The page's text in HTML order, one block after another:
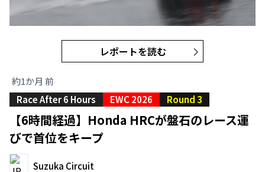
レポートを読む
約1か月 前
Race After 6 Hours
EWC 2026 Round 3
【6時間経過】Honda HRCが盤石のレース運
びで首位をキープ
Suzuka Circuit